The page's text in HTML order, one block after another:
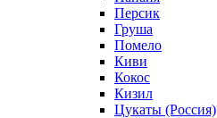
Персик
Груша
Помело
Киви
Кокос
Кизил
Цукаты (Россия)